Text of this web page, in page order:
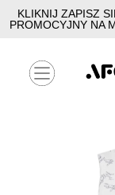
KLIKNIJ ZAPISZ
PROMOCYJNY NA